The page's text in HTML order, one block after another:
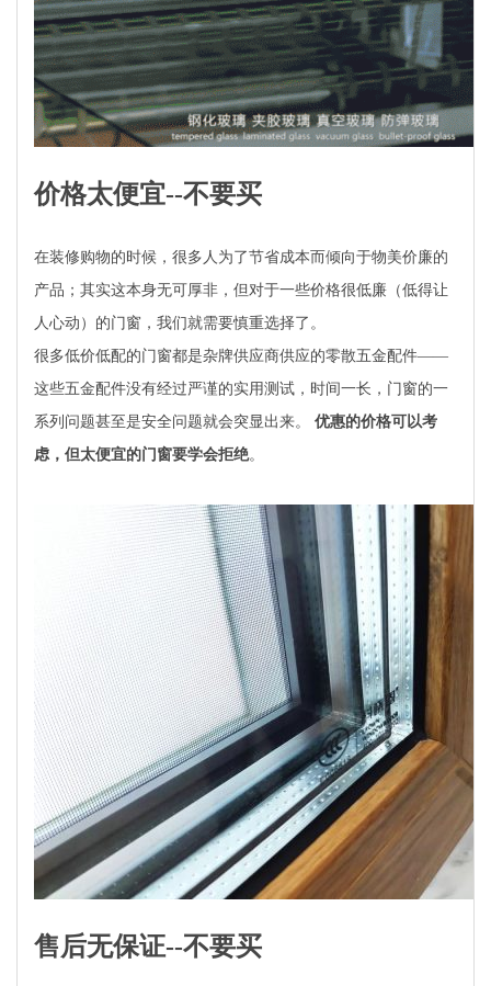
价格太便宜--不要买
在装修购物的时候，很多人为了节省成本而倾向于物美价廉的
产品；其实这本身无可厚非，但对于一些价格很低廉（低得让
人心动）的门窗，我们就需要慎重选择了。
很多低价低配的门窗都是杂牌供应商供应的零散五金配件——
这些五金配件没有经过严谨的实用测试，时间一长，门窗的一
系列问题甚至是安全问题就会突显出来。 优惠的价格可以考
虑，但太便宜的门窗要学会拒绝。
售后无保证--不要买